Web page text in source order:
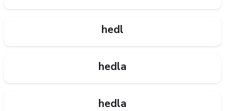
hedl
hedla
hedla